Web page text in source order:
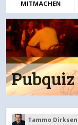
MITMACHEN
Tammo Dirksen